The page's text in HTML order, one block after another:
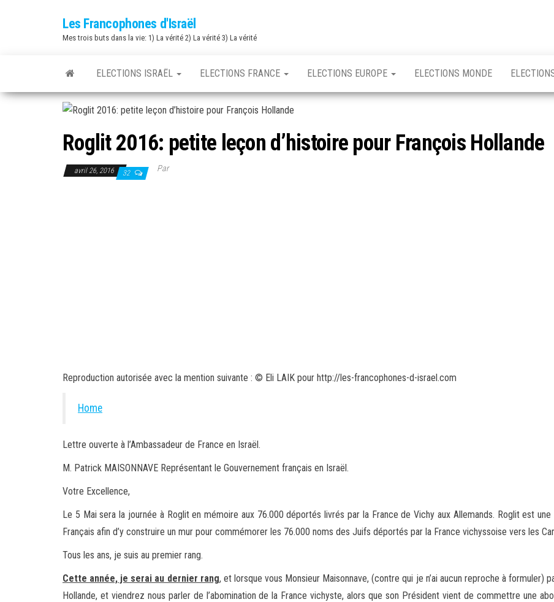
Les Francophones d'Israël
Mes trois buts dans la vie: 1) La vérité 2) La vérité 3) La vérité
ELECTIONS ISRAËL ELECTIONS FRANCE ELECTIONS EUROPE ELECTIONS MONDE
Roglit 2016: petite leçon d’histoire pour François Hollande
avril 26, 2016 32 Par
Reproduction autorisée avec la mention suivante : © Eli LAIK pour http://les-francophones-d-israel.com
Home
Lettre ouverte à l’Ambassadeur de France en Israël.
M. Patrick MAISONNAVE Représentant le Gouvernement français en Israël.
Votre Excellence,
Le 5 Mai sera la journée à Roglit en mémoire aux 76.000 déportés livrés par la France de Vichy aux Allemands. Roglit est
Français afin d’y construire un mur pour commémorer les 76.000 noms des Juifs déportés par la France vichyssoise vers les
Tous les ans, je suis au premier rang.
Cette année, je serai au dernier rang, et lorsque vous Monsieur Maisonnave, (contre qui je n’ai aucun reproche à formuler)
Hollande, et viendrez nous parler de l’abomination de la France vichyste, alors que son Président vient de commettre une